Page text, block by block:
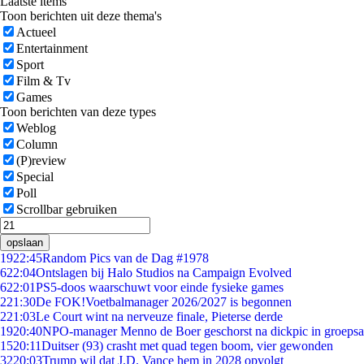
Toon berichten uit deze thema's
Actueel
Entertainment
Sport
Film & Tv
Games
Toon berichten van deze types
Weblog
Column
(P)review
Special
Poll
Scrollbar gebruiken
opslaan
1922:45Random Pics van de Dag #1978
622:04Ontslagen bij Halo Studios na Campaign Evolved
622:01PS5-doos waarschuwt voor einde fysieke games
221:30De FOK!Voetbalmanager 2026/2027 is begonnen
221:03Le Court wint na nerveuze finale, Pieterse derde
1920:40NPO-manager Menno de Boer geschorst na dickpic in
1520:11Duitser (93) crasht met quad tegen boom, vier gewonden
3220:03Trump wil dat J.D. Vance hem in 2028 opvolgt